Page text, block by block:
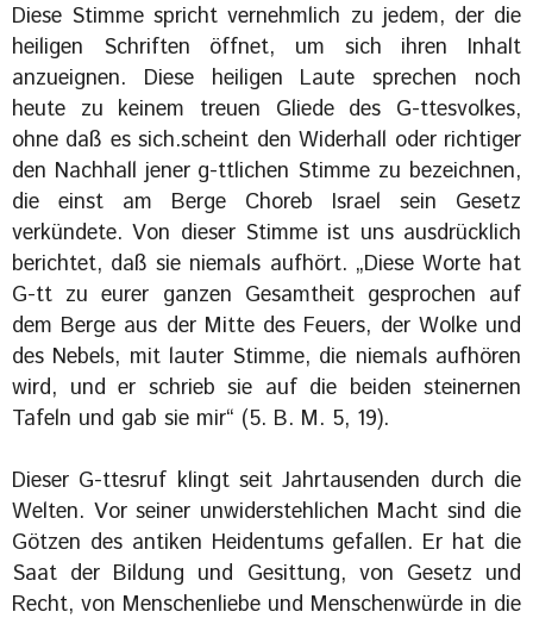
Diese Stimme spricht vernehmlich zu jedem, der die
heiligen Schriften öffnet, um sich ihren Inhalt
anzueignen. Diese heiligen Laute sprechen noch
heute zu keinem treuen Gliede des G-ttesvolkes,
ohne daß es sich.scheint den Widerhall oder richtiger
den Nachhall jener g-ttlichen Stimme zu bezeichnen,
die einst am Berge Choreb Israel sein Gesetz
verkündete. Von dieser Stimme ist uns ausdrücklich
berichtet, daß sie niemals aufhört. „Diese Worte hat
G-tt zu eurer ganzen Gesamtheit gesprochen auf
dem Berge aus der Mitte des Feuers, der Wolke und
des Nebels, mit lauter Stimme, die niemals aufhören
wird, und er schrieb sie auf die beiden steinernen
Tafeln und gab sie mir“ (5. B. M. 5, 19).
Dieser G-ttesruf klingt seit Jahrtausenden durch die
Welten. Vor seiner unwiderstehlichen Macht sind die
Götzen des antiken Heidentums gefallen. Er hat die
Saat der Bildung und Gesittung, von Gesetz und
Recht, von Menschenliebe und Menschenwürde in die